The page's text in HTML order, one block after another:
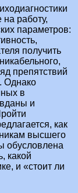
работу,
параметров:
получить
препятствий
Однако
в
и
как
высшего
обусловлена
какой
и «стоит ли